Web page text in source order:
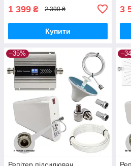
1 399 ₴ 2 390 ₴
Купити
3
–35%